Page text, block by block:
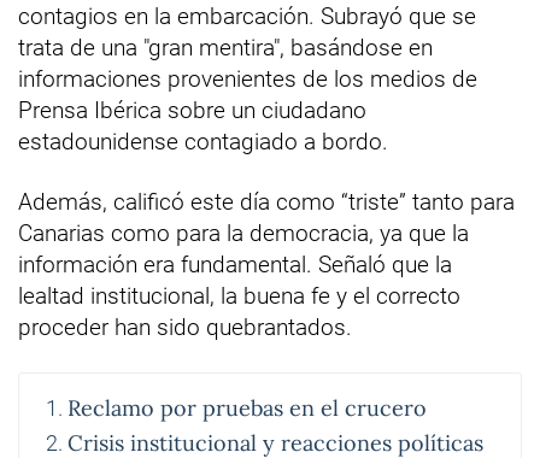
contagios en la embarcación. Subrayó que se
trata de una "gran mentira", basándose en
informaciones provenientes de los medios de
Prensa Ibérica sobre un ciudadano
estadounidense contagiado a bordo.
Además, calificó este día como “triste” tanto para
Canarias como para la democracia, ya que la
información era fundamental. Señaló que la
lealtad institucional, la buena fe y el correcto
proceder han sido quebrantados.
Reclamo por pruebas en el crucero
Crisis institucional y reacciones políticas